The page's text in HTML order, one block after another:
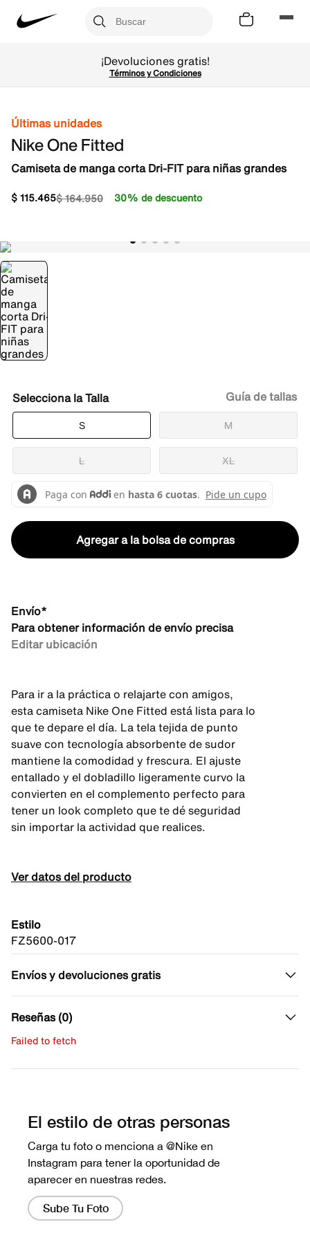
¡Devoluciones gratis!
Términos y Condiciones
Últimas unidades
Nike One Fitted
Camiseta de manga corta Dri-FIT para niñas grandes
$164.950
$115.465 30% de descuento
Talla
S M
L XL
Guía de tallas
Agregar a la bolsa de compras
Envío*
Para obtener información de envío precisa
Editar ubicación
Para ir a la práctica o relajarte con amigos,
esta camiseta Nike One Fitted está lista para lo
que te depare el día. La tela tejida de punto
suave con tecnología absorbente de sudor
mantiene la comodidad y frescura. El ajuste
entallado y el dobladillo ligeramente curvo la
convierten en el complemento perfecto para
tener un look completo que te dé seguridad
sin importar la actividad que realices.
Ver datos del producto
Estilo
FZ5600-017
Envíos y devoluciones gratis
Reseñas (0)
Failed to fetch